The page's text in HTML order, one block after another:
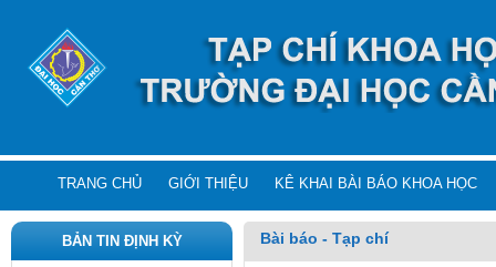
TRANG CHỦ GIỚI THIỆU KÊ KHAI BÀI BÁO KHOA HỌC
BẢN TIN ĐỊNH KỲ Bài báo - Tạp chí